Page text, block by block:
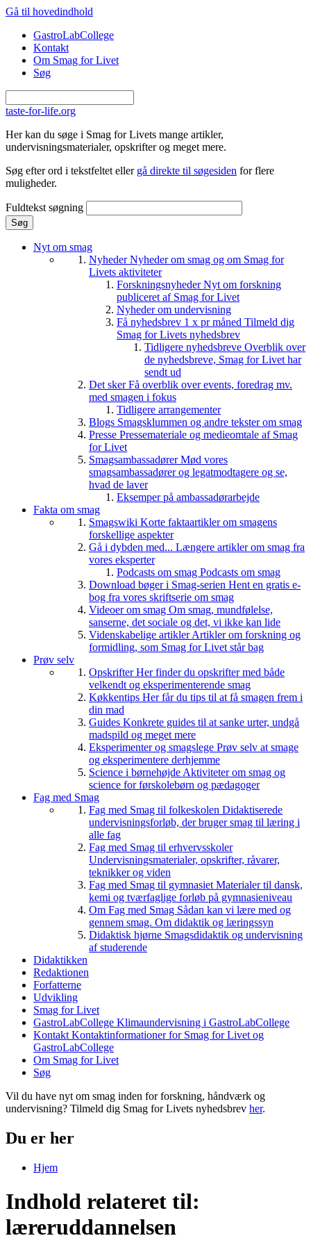
Gå til hovedindhold
GastroLabCollege
Kontakt
Om Smag for Livet
Søg
taste-for-life.org
Her kan du søge i Smag for Livets mange artikler,
undervisningsmaterialer, opskrifter og meget mere.
Søg efter ord i tekstfeltet eller gå direkte til søgesiden for flere
muligheder.
Fuldtekst søgning
Nyt om smag
NyhederNyheder om smag og om Smag for
Livets aktiviteter
ForskningsnyhederNyt om forskning
publiceret af Smag for Livet
Nyheder om undervisning
Få nyhedsbrev 1 x pr måned Tilmeld dig
Smag for Livets nyhedsbrev
Tidligere nyhedsbreve Overblik over
de nyhedsbreve, Smag for Livet har
sendt ud
Det skerFå overblik over events, foredrag mv.
med smagen i fokus
Tidligere arrangementer
Blogs Smagsklummen og andre tekster om smag
Presse Pressemateriale og medieomtale af Smag
for Livet
SmagsambassadørerMød vores
smagsambassadører og legatmodtagere og se,
hvad de laver
Eksemper på ambassadørarbejde
Fakta om smag
Smagswiki Korte faktaartikler om smagens
forskellige aspekter
Gå i dybden med... Længere artikler om smag fra
vores eksperter
Podcasts om smag Podcasts om smag
Download bøger i Smag-serien Hent en gratis e-
bog fra vores skriftserie om smag
Videoer om smag Om smag, mundfølelse,
sanserne, det sociale og det, vi ikke kan lide
Videnskabelige artiklerArtikler om forskning og
formidling, som Smag for Livet står bag
Prøv selv
OpskrifterHer finder du opskrifter med både
velkendt og eksperimenterende smag
Køkkentips Her får du tips til at få smagen frem i
din mad
Guides Konkrete guides til at sanke urter, undgå
madspild og meget mere
Eksperimenter og smagslege Prøv selv at smage
og eksperimentere derhjemme
Science i børnehøjde Aktiviteter om smag og
science for førskolebørn og pædagoger
Fag med Smag
Fag med Smag til folkeskolen Didaktiserede
undervisningsforløb, der bruger smag til læring i
alle fag
Fag med Smag til erhvervsskoler
Undervisningsmaterialer, opskrifter, råvarer,
teknikker og viden
Fag med Smag til gymnasiet Materialer til dansk,
kemi og tværfaglige forløb på gymnasieniveau
Om Fag med Smag Sådan kan vi lære med og
gennem smag. Om didaktik og læringssyn
Didaktisk hjørne Smagsdidaktik og undervisning
af studerende
Didaktikken
Redaktionen
Forfatterne
Udvikling
Smag for Livet
GastroLabCollege Klimaundervisning i GastroLabCollege
Kontakt Kontaktinformationer for Smag for Livet og
GastroLabCollege
Om Smag for Livet
Søg
Vil du have nyt om smag inden for forskning, håndværk og
undervisning? Tilmeld dig Smag for Livets nyhedsbrev her.
Du er her
Hjem
Indhold relateret til:
læreruddannelsen